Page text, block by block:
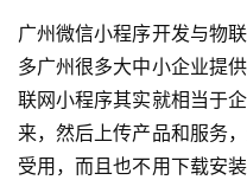
广州微信小程序开发与物
多广州很多大中小企业提
联网小程序其实就相当于
来，然后上传产品和服务
受用，而且也不用下载安